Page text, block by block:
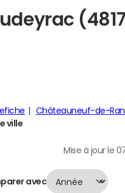
Châteauneuf-de-
ville
Mise à jour le
avec